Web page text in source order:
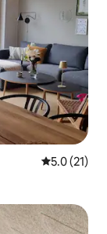
Calificación
5.0 (21)